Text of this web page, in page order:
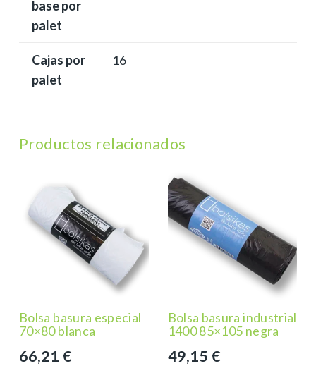
base por
palet
Cajas por
palet
16
Productos relacionados
Bolsa basura especial
70×80 blanca
66,21 €
Bolsa basura industrial
1400 85×105 negra
49,15 €